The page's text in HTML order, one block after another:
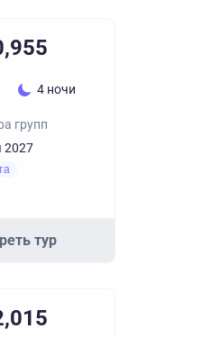
4 ночи
групп
2027
тур